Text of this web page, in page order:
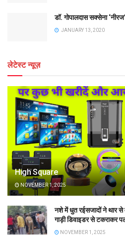
डॉ. गोपालदास सक्सेना ‘नीरज’
JANUARY 13, 2020
लेटेस्ट न्यूज़
High Square
NOVEMBER 1, 2025
नशे में धुत रईसजादों ने थार से
गाड़ी डिवाइडर से टकराकर
NOVEMBER 1, 2025